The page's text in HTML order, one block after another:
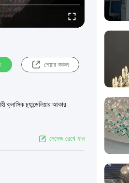
শেয়ার করুন
ক্লাসিক চ্যান্ডেলিয়ার আকার
মেসেজ রেখে যান